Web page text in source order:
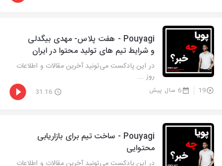
Pouyagi - هفت پلاس‌- مهدی بیگدلی
و شرایط تیم های تولید محتوا در ایران
در این پادکست می‌تونید آخرین مقالات و اطلاعات
روز ...
19 6 سال پیش 31:16
Pouyagi - ساخت تیم برای بازاریابی
محتوایی
در این پادکست می‌تونید آخرین مقالات و اطلاعات